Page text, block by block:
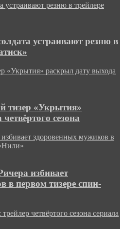
устраивают резню в трейлере
устраивают резню в
«Укрытия» раскрыл дату выхода
тизер «Укрытия»
сезона
здоровенных мужиков в
избивает
в первом тизере спин-
четвёртого сезона сериала